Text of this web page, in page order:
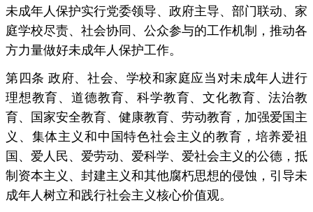
未成年人保护实行党委领导、政府主导、部门联动、家
庭学校尽责、社会协同、公众参与的工作机制，推动各
方力量做好未成年人保护工作。
第四条 政府、社会、学校和家庭应当对未成年人进行
理想教育、道德教育、科学教育、文化教育、法治教
育、国家安全教育、健康教育、劳动教育，加强爱国主
义、集体主义和中国特色社会主义的教育，培养爱祖
国、爱人民、爱劳动、爱科学、爱社会主义的公德，抵
制资本主义、封建主义和其他腐朽思想的侵蚀，引导未
成年人树立和践行社会主义核心价值观。